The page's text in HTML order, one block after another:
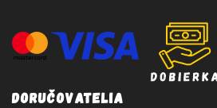
Doručovatelia